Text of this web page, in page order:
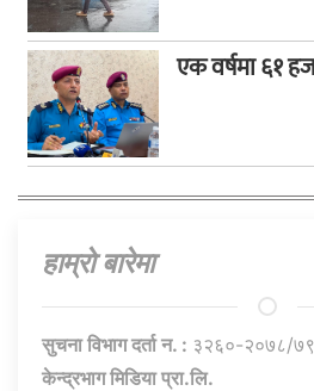
एक वर्षमा ६१
हाम्राे बारेमा
सुचना विभाग दर्ता न. : ३२६०-२०७८/७९
केन्द्रभाग मिडिया प्रा.लि.